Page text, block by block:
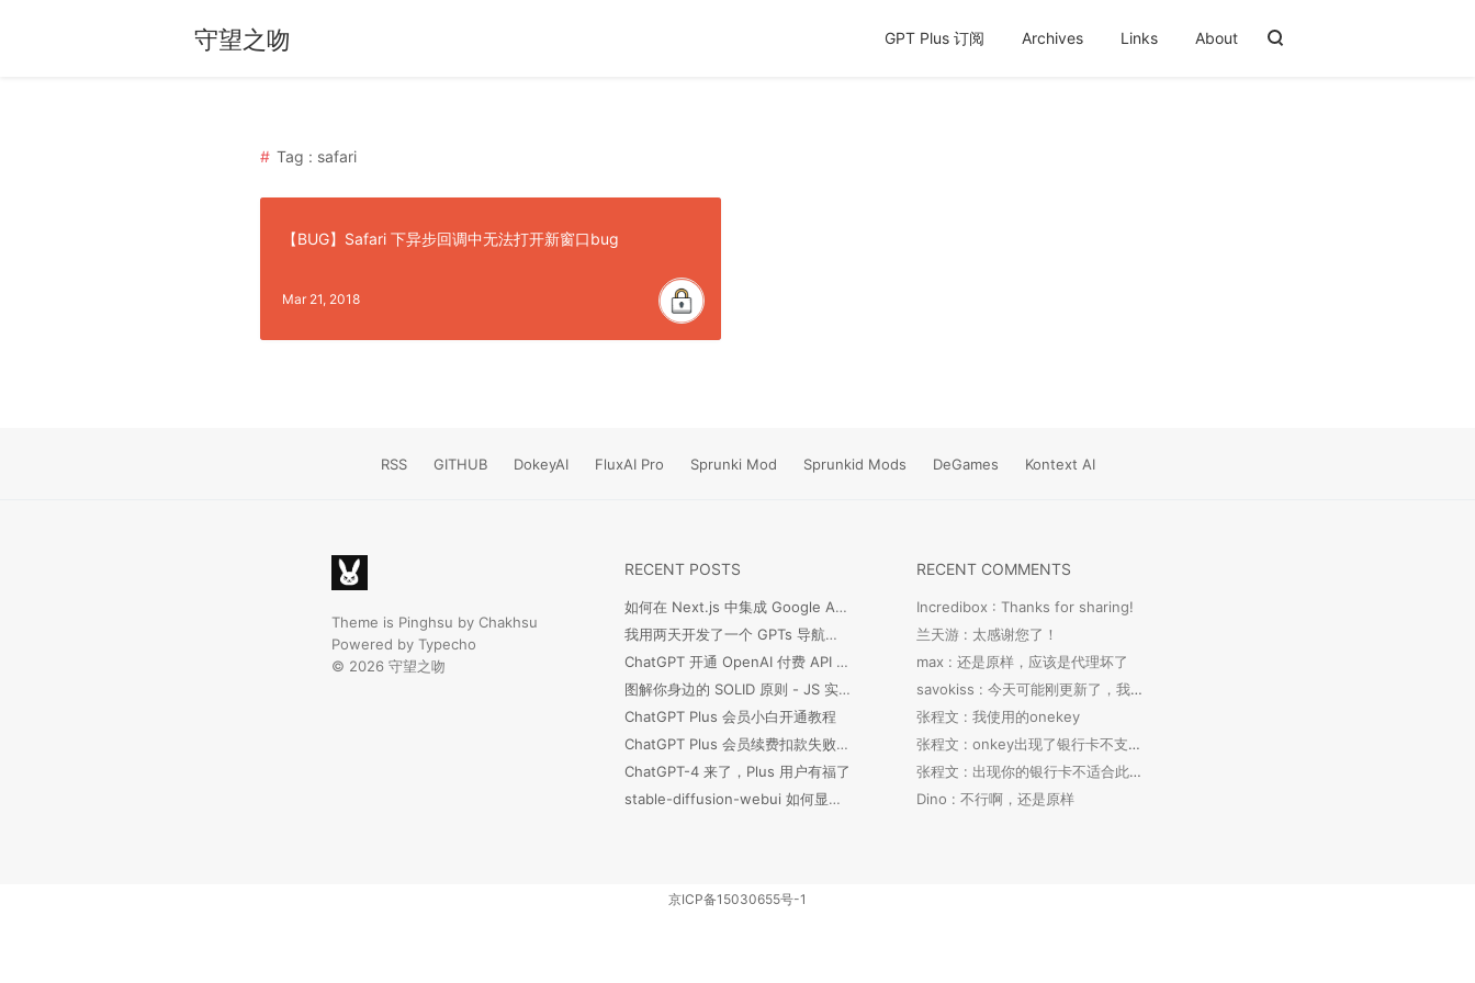
守望之吻 GPT Plus 订阅 Archives Links About
Tag : safari
【BUG】Safari 下异步回调中无法打开新窗口bug
Mar 21, 2018
RSS GITHUB DokeyAI FluxAI Pro Sprunki Mod Sprunkid Mods DeGames Kontext AI
Theme is Pinghsu by Chakhsu
Powered by Typecho
© 2026 守望之吻
RECENT POSTS
如何在 Next.js 中集成 Google Analytics 代码？[Easy]
我用两天开发了一个 GPTs 导航网站
ChatGPT 开通 OpenAI 付费 API 小白绑卡教程
图解你身边的 SOLID 原则 - JS 实例版
ChatGPT Plus 会员小白开通教程
ChatGPT Plus 会员续费扣款失败如何处理
ChatGPT-4 来了，Plus 用户有福了
stable-diffusion-webui 如何显示 LORA 预览图片？
RECENT COMMENTS
Incredibox : Thanks for sharing!
兰天游 : 太感谢您了！
max : 还是原样，应该是代理坏了
savokiss : 今天可能刚更新了，我测试了下 OneKey ...
张程文 : 我使用的onekey
张程文 : onkey出现了银行卡不支持此类型交易
张程文 : 出现你的银行卡不适合此种类型怎么办
Dino : 不行啊，还是原样
京ICP备15030655号-1